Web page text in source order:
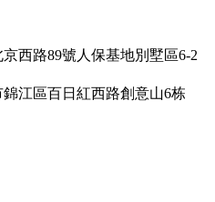
西路89號人保基地別墅區6-2
江區百日紅西路創意山6栋